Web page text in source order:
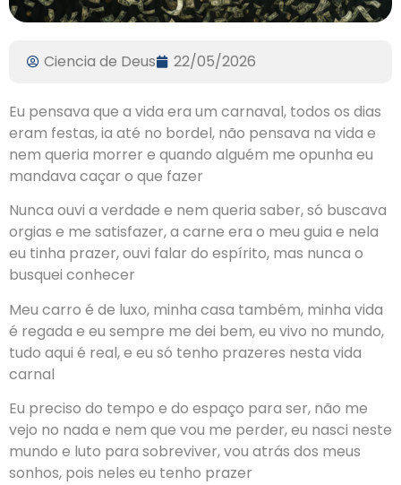
Ciencia de Deus 22/05/2026
Eu pensava que a vida era um carnaval, todos os dias
eram festas, ia até no bordel, não pensava na vida e
nem queria morrer e quando alguém me opunha eu
mandava caçar o que fazer
Nunca ouvi a verdade e nem queria saber, só buscava
orgias e me satisfazer, a carne era o meu guia e nela
eu tinha prazer, ouvi falar do espírito, mas nunca o
busquei conhecer
Meu carro é de luxo, minha casa também, minha vida
é regada e eu sempre me dei bem, eu vivo no mundo,
tudo aqui é real, e eu só tenho prazeres nesta vida
carnal
Eu preciso do tempo e do espaço para ser, não me
vejo no nada e nem que vou me perder, eu nasci neste
mundo e luto para sobreviver, vou atrás dos meus
sonhos, pois neles eu tenho prazer